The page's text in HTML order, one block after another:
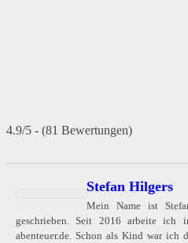
4.9/5 - (81 Bewertungen)
Stefan Hilgers
Mein Name ist
geschrieben. Seit 2016 arbeite ich
abenteuer.de. Schon als Kind war ich